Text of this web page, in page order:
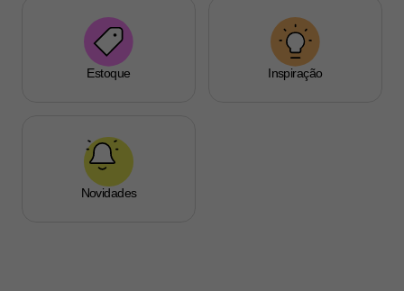
Estoque Inspiração
Novidades